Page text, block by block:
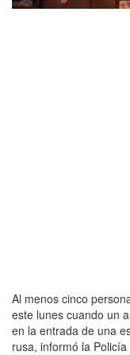
Al menos cinco
este lunes cuando un
en la entrada de una
rusa, informó la